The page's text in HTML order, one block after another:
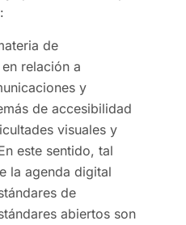
de
relación a
y
de accesibilidad
visuales y
este sentido, tal
la agenda digital
de
abiertos son